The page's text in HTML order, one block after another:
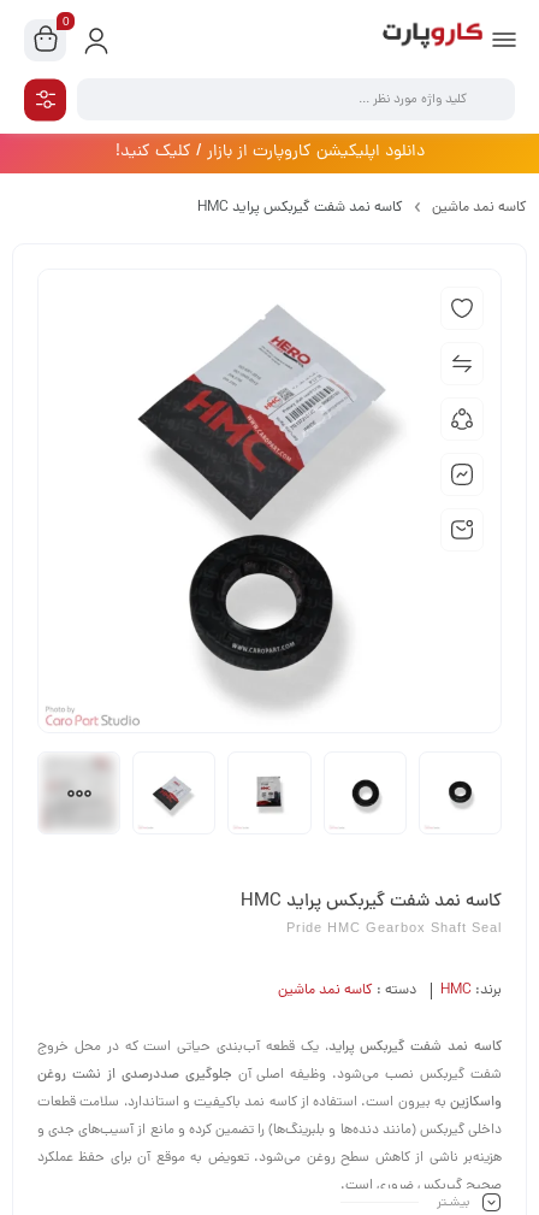
0
دانلود اپلیکیشن کاروپارت از بازار / کلیک کنید!
کاسه نمد ماشین کاسه نمد شفت گیربکس پراید HMC
کاسه نمد شفت گیربکس پراید HMC
Pride HMC Gearbox Shaft Seal
برند: HMC دسته : کاسه نمد ماشین
کاسه نمد شفت گیربکس پراید، یک قطعه آب‌بندی حیاتی است که در محل خروج
شفت گیربکس نصب می‌شود. وظیفه اصلی آن جلوگیری صددرصدی از نشت روغن
واسکازین به بیرون است. استفاده از کاسه نمد باکیفیت و استاندارد، سلامت قطعات
داخلی گیربکس (مانند دنده‌ها و بلبرینگ‌ها) را تضمین کرده و مانع از آسیب‌های جدی و
هزینه‌بر ناشی از کاهش سطح روغن می‌شود. تعویض به موقع آن برای حفظ عملکرد
صحیح گیربکس ضروری است.
بیشـتر